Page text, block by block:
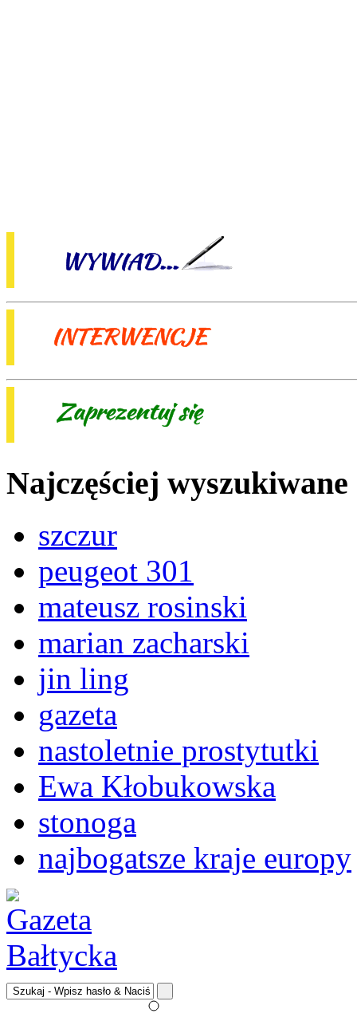
Najczęściej wyszukiwane
szczur
peugeot 301
mateusz rosinski
marian zacharski
jin ling
gazeta
nastoletnie prostytutki
Ewa Kłobukowska
stonoga
najbogatsze kraje europy